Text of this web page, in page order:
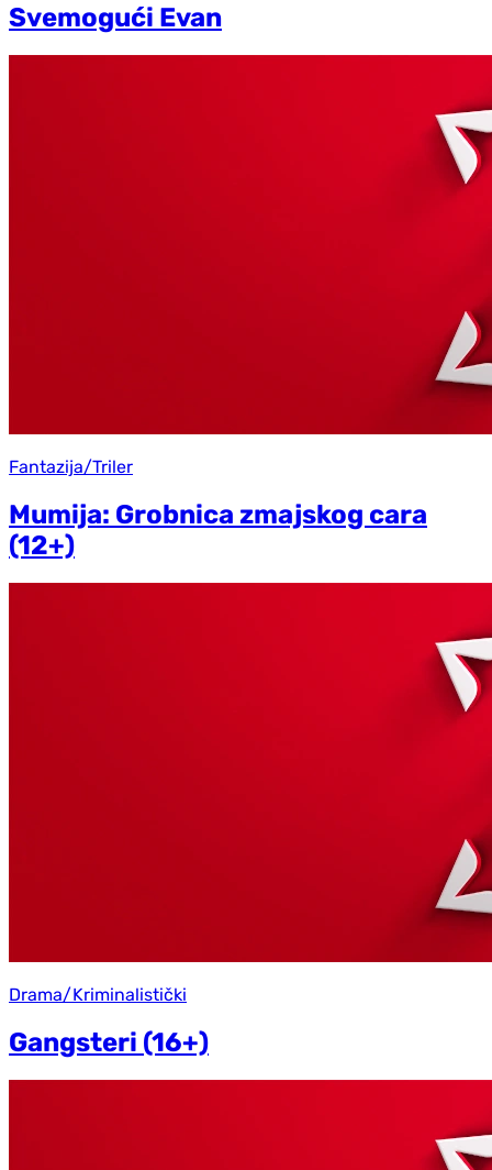
Svemogući Evan
Fantazija/Triler
Mumija: Grobnica zmajskog cara
(12+)
Drama/Kriminalistički
Gangsteri (16+)